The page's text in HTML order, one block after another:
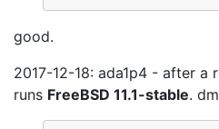
good.
2017-12-18: ada1p4 - after a
runs FreeBSD 11.1-stable.